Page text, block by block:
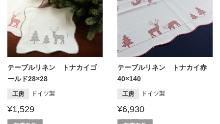
テーブルリネン トナカイゴ
ールド28×28
工房 ドイツ製
¥1,529
テーブルリネン トナカイ赤
40×140
工房 ドイツ製
¥6,930